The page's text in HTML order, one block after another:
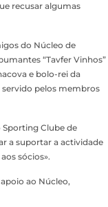
recusar algumas
do Núcleo de
“Tavfer Vinhos”
e bolo-rei da
servido pelos membros
Sporting Clube de
a suportar a actividade
sócios».
ao Núcleo,